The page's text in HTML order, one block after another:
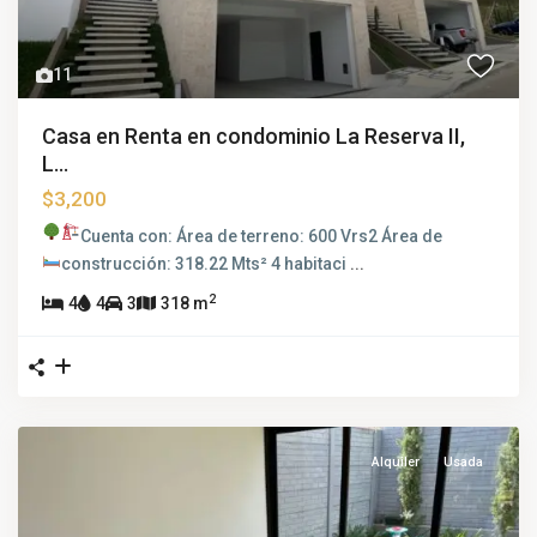
11
Casa en Renta en condominio La Reserva II,
L...
$3,200
Cuenta con: Área de terreno: 600 Vrs2Área de
construcción: 318.22 Mts²4 habitaci ...
4 4 3 318 m2
Alquiler Usada